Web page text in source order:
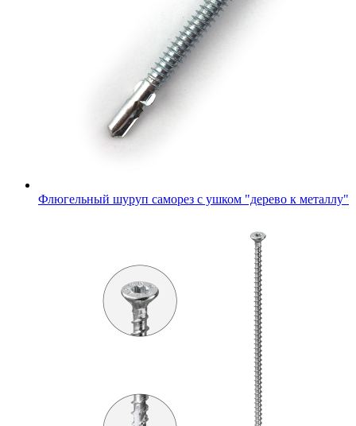
Флюгельный шуруп саморез с ушком "дерево к металлу"